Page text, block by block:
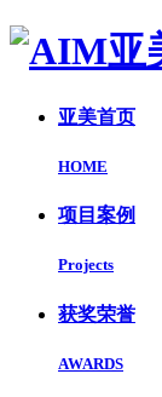
亚美首页
HOME
项目案例
Projects
获奖荣誉
AWARDS